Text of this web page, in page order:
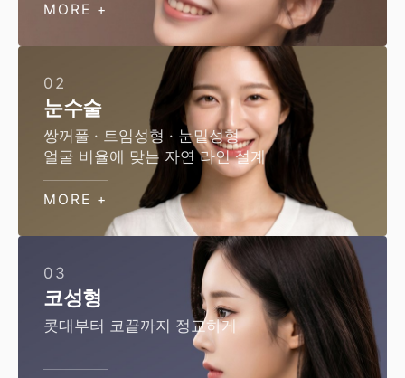
MORE +
02
눈수술
쌍꺼풀 · 트임성형 · 눈밑성형
얼굴 비율에 맞는 자연 라인 설계
MORE +
03
코성형
콧대부터 코끝까지 정교하게